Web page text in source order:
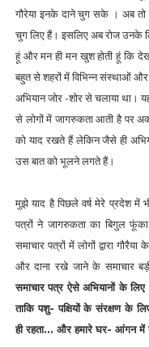
गौरेया इनके दाने चुग सके । अब तो
चुग लिए हैं। इसलिए अब रोज उनके
हूं और मन ही मन खुश होती हूं कि
बहुत से शहरों में विभिन्न संस्थाओं
अभियान जोर -शोर से चलाया था।
से लोगों में जागरुकता आती है पर
को याद रखते हैं लेकिन जैसे ही
उस बात को भूलने लगते हैं।
मुझे याद है पिछले वर्ष मेरे प्रदेश
पत्रों ने जागरुकता का बिगुल
समाचार पत्रों में लोगों द्वारा
और दाना रखे जाने के समाचार
समाचार पत्र ऐसे अभियानों के
ताकि पशु- पक्षियों के संरक्षण के
ही रहता... और हमारे घर- आंगन में